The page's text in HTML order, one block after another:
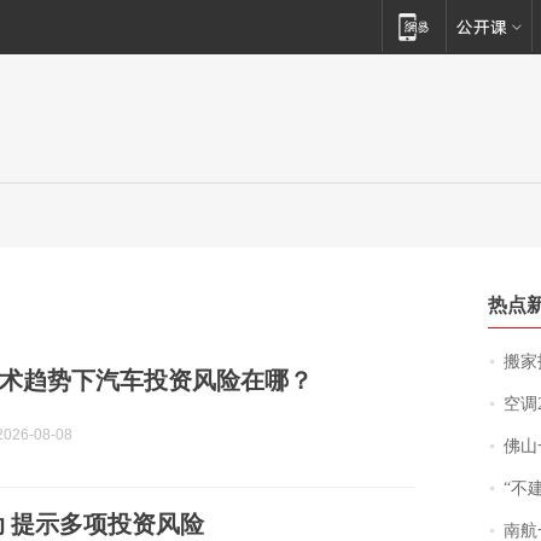
趋势下汽车投资风险在哪？
08-08
提示多项投资风险
热点
搬家报
空
佛山一中
“不
南航一航班疑向